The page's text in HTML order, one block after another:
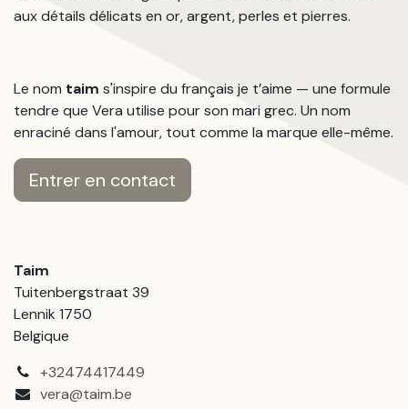
aux détails délicats en or, argent, perles et pierres.
Le nom taim s'inspire du français je t’aime — une formule
tendre que Vera utilise pour son mari grec. Un nom
enraciné dans l'amour, tout comme la marque elle-même.
Entrer en contact
Taim
Tuitenbergstraat 39
Lennik 1750
Belgique
+32474417449
vera@taim.be